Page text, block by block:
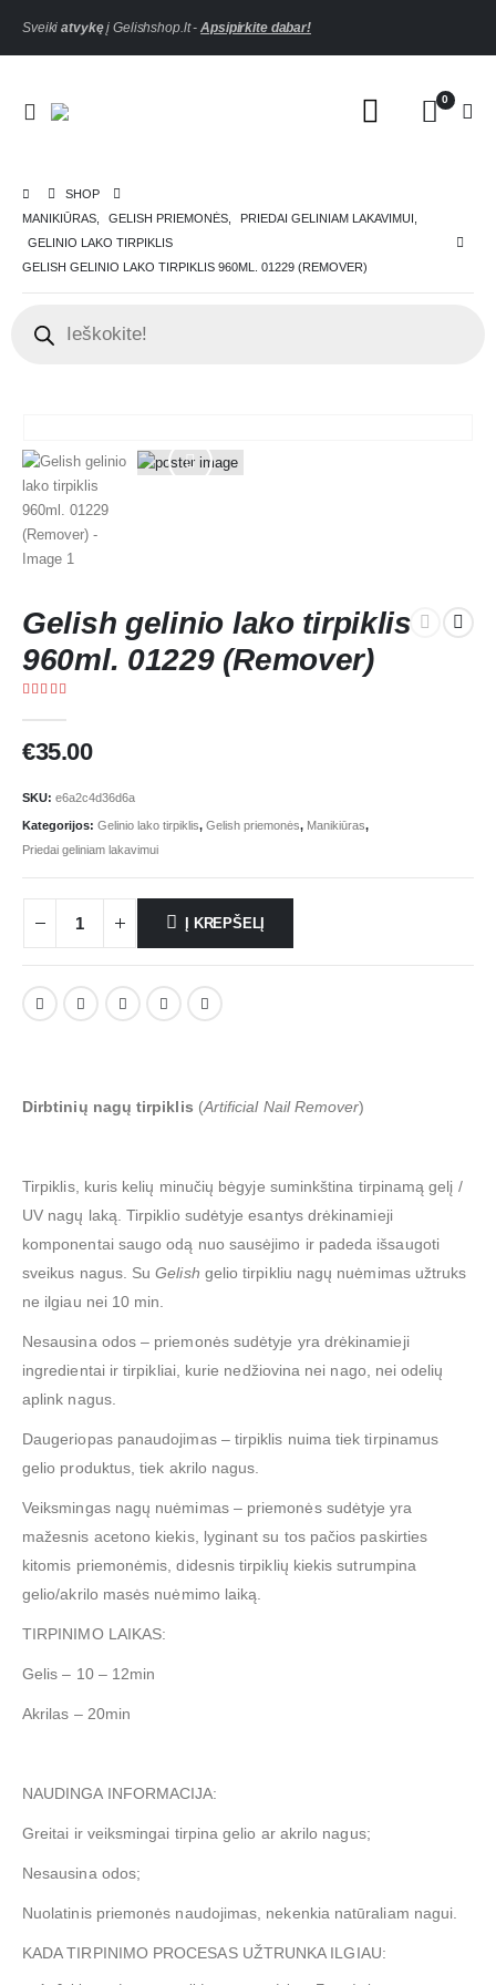
Sveikiatvykęį Gelishshop.lt -Apsipirkite dabar!
0
SHOP
MANIKIŪRAS
GELISH PRIEMONĖS PRIEDAI GELINIAM LAKAVIMUI
GELINIO LAKO TIRPIKLIS
GELISH GELINIO LAKO TIRPIKLIS 960ML. 01229 (REMOVER)
Gelish gelinio lako tirpiklis
960ml. 01229 (Remover)
€35.00
SKU: e6a2c4d36d6a
Kategorijos: Gelinio lako tirpiklis, Gelish priemonės, Manikiūras,
Priedai geliniam lakavimui
Į KREPŠELĮ
Dirbtinių nagų tirpiklis (Artificial Nail Remover)
Tirpiklis, kuris kelių minučių bėgyje suminkština tirpinamą gelį /
UV nagų laką. Tirpiklio sudėtyje esantys drėkinamieji
komponentai saugo odą nuo sausėjimo ir padeda išsaugoti
sveikus nagus. SuGelish gelio tirpikliu nagų nuėmimas užtruks
ne ilgiau nei 10 min.
Nesausina odos – priemonės sudėtyje yra drėkinamieji
ingredientai ir tirpikliai, kurie nedžiovina nei nago, nei odelių
aplink nagus.
Daugeriopas panaudojimas – tirpiklis nuima tiek tirpinamus
gelio produktus, tiek akrilo nagus.
Veiksmingas nagų nuėmimas – priemonės sudėtyje yra
mažesnis acetono kiekis, lyginant su tos pačios paskirties
kitomis priemonėmis, didesnis tirpiklių kiekis sutrumpina
gelio/akrilo masės nuėmimo laiką.
TIRPINIMO LAIKAS:
Gelis – 10 – 12min
Akrilas – 20min
NAUDINGA INFORMACIJA:
Greitai ir veiksmingai tirpina gelio ar akrilo nagus;
Nesausina odos;
Nuolatinis priemonės naudojimas, nekenkia natūraliam nagui.
KADA TIRPINIMO PROCESAS UŽTRUNKA ILGIAU: